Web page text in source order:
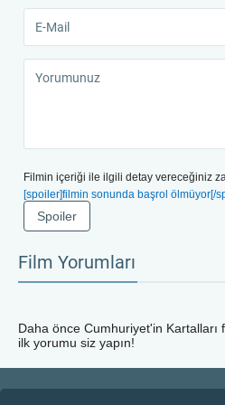
Filmin içeriği ile ilgili detay vereceğiniz
[spoiler]filmin sonunda başrol ölmüyor[/
Spoiler
Film Yorumları
Daha önce Cumhuriyet'in Kartalları
ilk yorumu siz yapın!